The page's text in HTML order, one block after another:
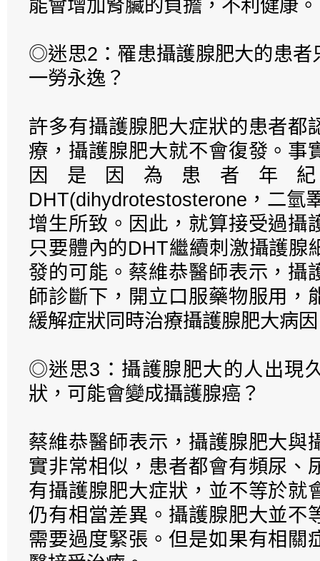
能會增加腎臟的負擔，不利健康。
◎迷思2：罹患攝護腺肥大的患者
一勞永逸？
許多有攝護腺肥大症狀的患者都
療，攝護腺肥大就不會復發。事
因是因為患者年
DHT(dihydrotestosterone，二氫
增生所致。因此，就算接受過攝
只要體內的DHT繼續刺激攝護腺
發的可能。蔡維恭醫師表示，攝
師診斷下，開立口服藥物服用，
緩解症狀同時治療攝護腺肥大病
◎迷思3：攝護腺肥大的人出現
狀，可能會變成攝護腺癌？
蔡維恭醫師表示，攝護腺肥大與
實非常相似，患者都會有頻尿、
有攝護腺肥大症狀，並不等於就
仍有相當差異。攝護腺肥大並不
需要過度緊張。但是如果有相關